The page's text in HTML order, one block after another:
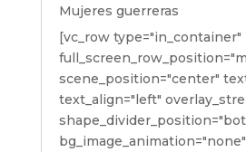
Mujeres guerreras
[vc_row type="in_container"
scene_position="center"
text_align="left"